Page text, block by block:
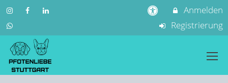
Anmelden
Registrierung